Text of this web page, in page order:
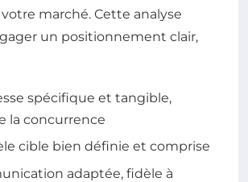
marché. Cette analyse
un positionnement clair,
spécifique et tangible,
la concurrence
cible bien définie et comprise
adaptée, fidèle à